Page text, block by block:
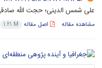
علی شمس الدینی؛ حجت الله
مشاهده مقاله اصل مقاله 1.21 M